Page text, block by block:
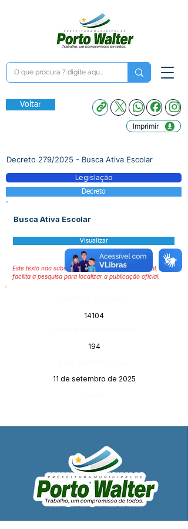
Voltar
Imprimir
Decreto 279/2025 - Busca Ativa Escolar
Legislação
Decreto
Busca Ativa Escolar
Visualizar
Este texto não substitui o publicado no Diário Oficial, mas
facilita a pesquisa para localizar a publicação oficial.
14104
194
11 de setembro de 2025